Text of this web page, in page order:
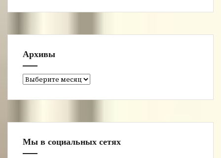
Архивы
Архивы
Мы в социальных сетях